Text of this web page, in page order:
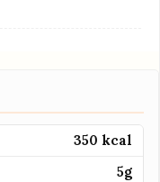
350 kcal
5g